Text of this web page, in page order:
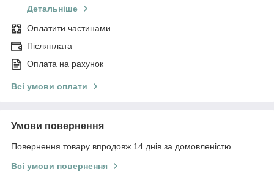
Детальніше
Оплатити частинами
Післяплата
Оплата на рахунок
Всі умови оплати
Умови повернення
Повернення товару впродовж 14 днів за домовленістю
Всі умови повернення